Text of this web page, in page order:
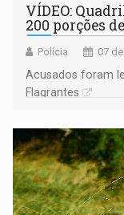
VÍDEO:
200 porções
Polícia 07
Acusados foram
Flagrantes